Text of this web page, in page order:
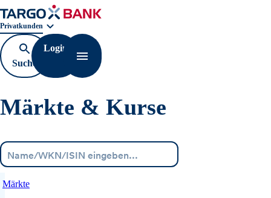
Geschäftsbereichnavigation. Aktuelle Auswahl:
Privatkunden
Suche
öffnen
Login
Navigation öffnen
Märkte & Kurse
Märkte